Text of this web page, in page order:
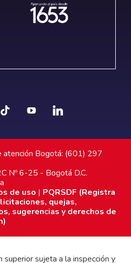
atención Bogotá: (601) 297
Nº 6-25 - Bogotá D.C.
de uso | PQRSDF (Registra
quejas,
sugerencias y derechos de
superior sujeta a la inspección y